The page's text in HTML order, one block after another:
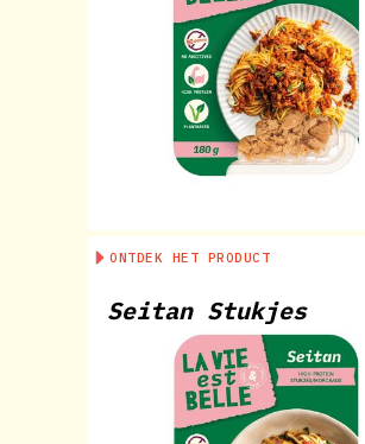
ONTDEK HET PRODUCT
Seitan Stukjes